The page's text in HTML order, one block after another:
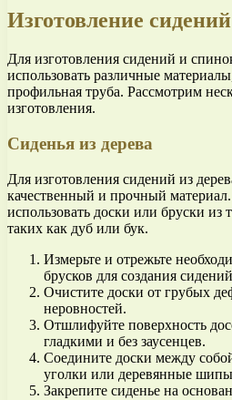
Изготовление
Для изготовления сидений и
использовать различные
профильная труба. Рассмотрим
изготовления.
Сиденья из дерева
Для изготовления сидений из
качественный и прочный
использовать доски или бруски из
таких как дуб или бук.
Измерьте и отрежьте
брусков для создания
Очистите доски от грубых
неровностей.
Отшлифуйте поверхность
гладкими и без заусенцев.
Соедините доски между
уголки или деревянные
Закрепите сиденье на